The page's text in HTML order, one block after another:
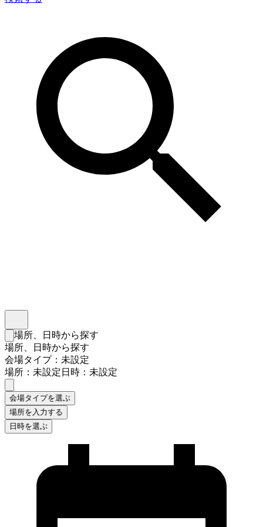
検索フォームを閉じる
場所、日時から探す
場所、日時から探す
会場タイプ：未設定
場所：未設定日時：未設定
会場タイプを選ぶ
場所を入力する
日時を選ぶ